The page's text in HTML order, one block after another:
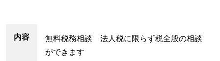
内容
無料税務相談 法人税に限らず税全般の相談
ができます